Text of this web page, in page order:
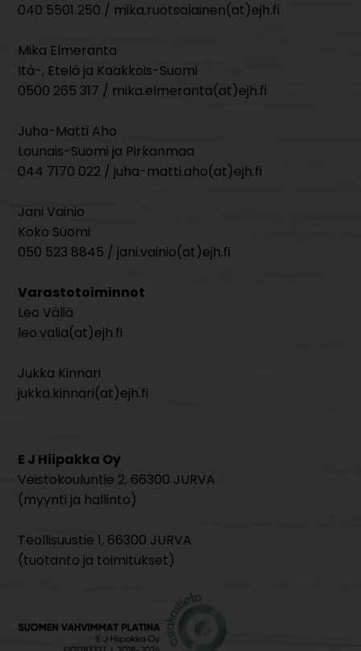
040 5501 250 / mika.ruotsalainen(at)ejh.fi
Mika Elmeranta
Itä-, Etelä ja Kaakkois-Suomi
0500 265 317 / mika.elmeranta(at)ejh.fi
Juha-Matti Aho
Lounais-Suomi ja Pirkanmaa
044 7170 022 / juha-matti.aho(at)ejh.fi
Jani Vainio
Koko Suomi
050 523 8845 / jani.vainio(at)ejh.fi
Varastotoiminnot
Leo Väliä
leo.valia(at)ejh.fi
Jukka Kinnari
jukka.kinnari(at)ejh.fi
E J Hiipakka Oy
Veistokouluntie 2, 66300 JURVA
(myynti ja hallinto)
Teollisuustie 1, 66300 JURVA
(tuotanto ja toimitukset)